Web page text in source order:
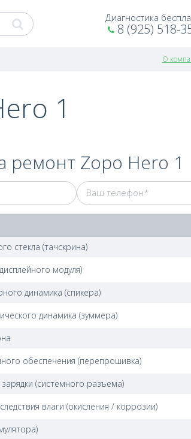
Диагностика
8 (925) 518-
О
1
ремонт Zopo Hero 1
стекла (тачскрина)
модуля)
динамика (спикера)
динамика (зуммера)
обеспечения (перепрошивка)
(системного разъема)
влаги (окисления / коррозии)